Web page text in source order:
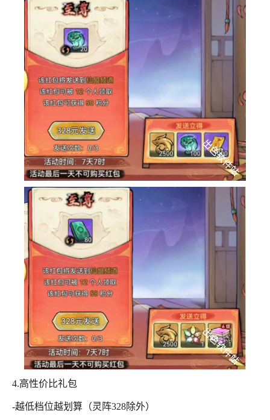
4.高性价比礼包
-越低档位越划算（灵阵328除外）